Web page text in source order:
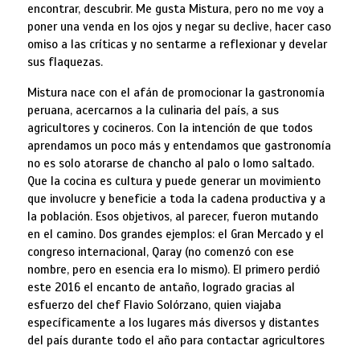
encontrar, descubrir. Me gusta Mistura, pero no me voy a
poner una venda en los ojos y negar su declive, hacer caso
omiso a las críticas y no sentarme a reflexionar y develar
sus flaquezas.
Mistura nace con el afán de promocionar la gastronomía
peruana, acercarnos a la culinaria del país, a sus
agricultores y cocineros. Con la intención de que todos
aprendamos un poco más y entendamos que gastronomía
no es solo atorarse de chancho al palo o lomo saltado.
Que la cocina es cultura y puede generar un movimiento
que involucre y beneficie a toda la cadena productiva y a
la población. Esos objetivos, al parecer, fueron mutando
en el camino. Dos grandes ejemplos: el Gran Mercado y el
congreso internacional, Qaray (no comenzó con ese
nombre, pero en esencia era lo mismo). El primero perdió
este 2016 el encanto de antaño, logrado gracias al
esfuerzo del chef Flavio Solórzano, quien viajaba
específicamente a los lugares más diversos y distantes
del país durante todo el año para contactar agricultores